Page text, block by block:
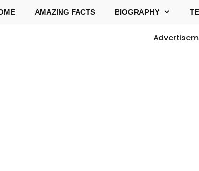
AMAZING FACTS BIOGRAPHY